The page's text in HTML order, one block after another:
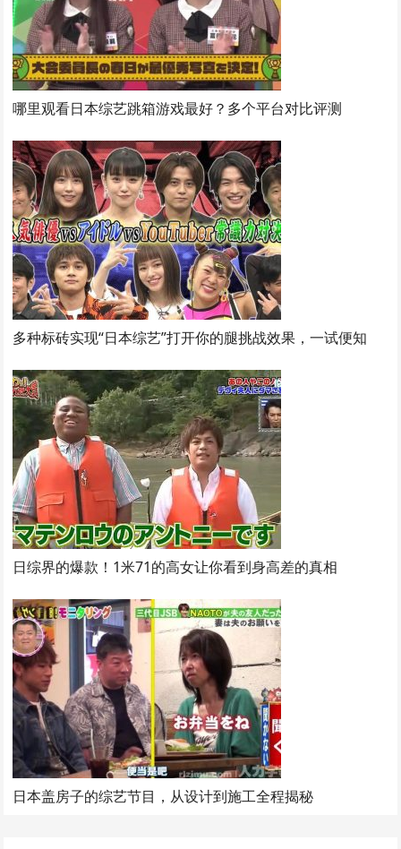
哪里观看日本综艺跳箱游戏最好？多个平台对比评测
多种标砖实现“日本综艺”打开你的腿挑战效果，一试便知
日综界的爆款！1米71的高女让你看到身高差的真相
日本盖房子的综艺节目，从设计到施工全程揭秘